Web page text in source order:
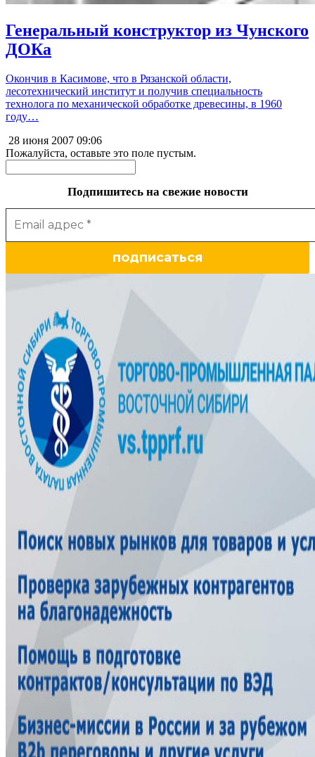
Генеральный конструктор из Чунского
ДОКа
Окончив в Касимове, что в Рязанской области,
лесотехнический институт и получив специальность
технолога по механической обработке древесины, в 1960
году…
28 июня 2007 09:06
Пожалуйста, оставьте это поле пустым.
Подпишитесь на свежие новости